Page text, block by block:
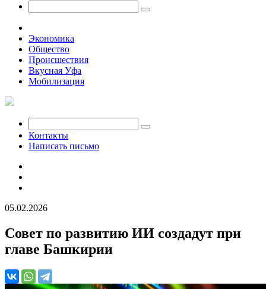
Экономика
Общество
Происшествия
Вкусная Уфа
Мобилизация
Контакты
Написать письмо
05.02.2026
Совет по развитию ИИ создадут при
главе Башкирии